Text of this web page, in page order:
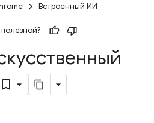
Встроенный ИИ